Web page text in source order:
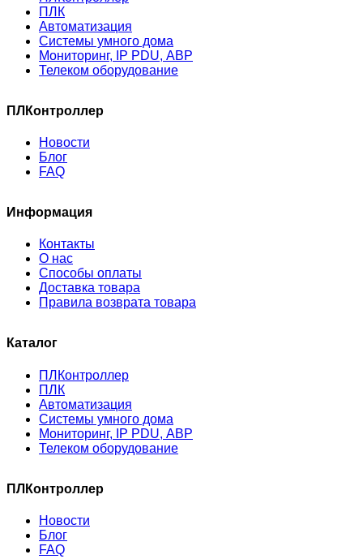
ПЛК
Автоматизация
Системы умного дома
Мониторинг, IP PDU, АВР
Телеком оборудование
ПЛКонтроллер
Новости
Блог
FAQ
Информация
Контакты
О нас
Способы оплаты
Доставка товара
Правила возврата товара
Каталог
ПЛКонтроллер
ПЛК
Автоматизация
Системы умного дома
Мониторинг, IP PDU, АВР
Телеком оборудование
ПЛКонтроллер
Новости
Блог
FAQ